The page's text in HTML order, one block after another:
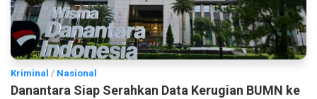
Kriminal / Nasional
Danantara Siap Serahkan Data Kerugian BUMN ke